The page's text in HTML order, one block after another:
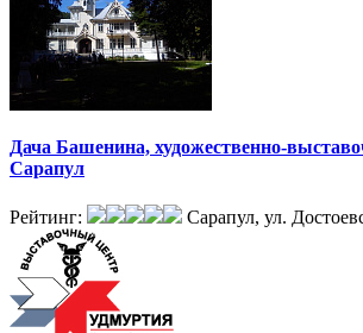
Дача Башенина, художественно-
Сарапул
Рейтинг: Сарапул, ул.